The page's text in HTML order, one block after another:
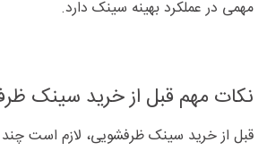
مهمی در عملکرد بهینه سینک دارد.
نکات مهم قبل از خرید سینک
قبل از خرید سینک ظرفشویی، لازم است چند